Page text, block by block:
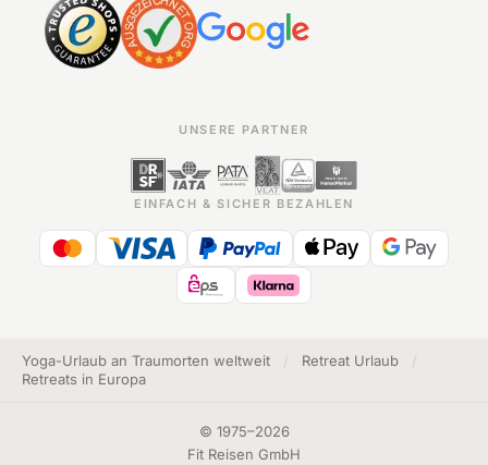
UNSERE PARTNER
EINFACH & SICHER BEZAHLEN
Yoga-Urlaub an Traumorten weltweit Retreat Urlaub
Retreats in Europa
© 1975–2026
Fit Reisen GmbH